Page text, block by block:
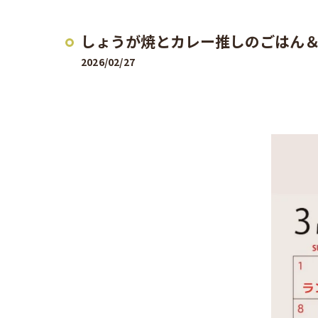
しょうが焼とカレー推しのごはん
2026/02/27